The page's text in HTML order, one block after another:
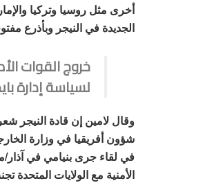
أخرى مثل روسيا وتركيا
الجديدة في النيجر وبأذرع
خروج القوات
لسياسة إدارة
وقال لامين إن قادة النيجر
شؤون أفريقيا في وزارة
في لقاء جرى بنيامي في آذار/
الأمنية مع الولايات المتحدة